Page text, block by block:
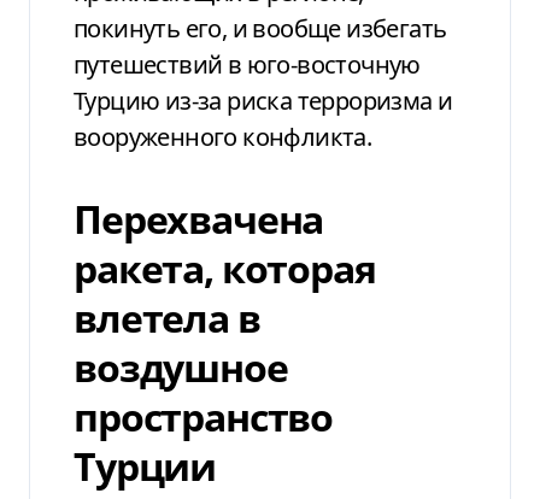
покинуть его, и вообще избегать
путешествий в юго-восточную
Турцию из-за риска терроризма и
вооруженного конфликта.
Перехвачена
ракета, которая
влетела в
воздушное
пространство
Турции